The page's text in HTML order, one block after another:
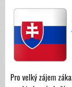
Pro velký zájem